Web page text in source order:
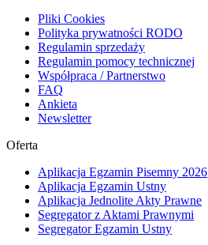
Pliki Cookies
Polityka prywatności RODO
Regulamin sprzedaży
Regulamin pomocy technicznej
Współpraca / Partnerstwo
FAQ
Ankieta
Newsletter
Oferta
Aplikacja Egzamin Pisemny 2026
Aplikacja Egzamin Ustny
Aplikacja Jednolite Akty Prawne
Segregator z Aktami Prawnymi
Segregator Egzamin Ustny